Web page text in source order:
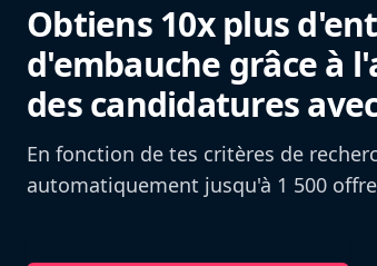
Obtiens 10x plus
d'embauche grâce à
des candidatures
En fonction de tes critères de
automatiquement jusqu'à 1 500